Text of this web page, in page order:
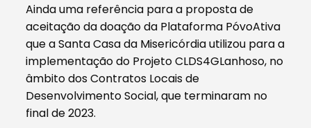
Ainda uma referência para a proposta de
aceitação da doação da Plataforma PóvoAtiva
que a Santa Casa da Misericórdia utilizou para a
implementação do Projeto CLDS4GLanhoso, no
âmbito dos Contratos Locais de
Desenvolvimento Social, que terminaram no
final de 2023.